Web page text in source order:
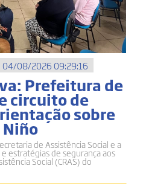
04/08/2026 09:29:16
Prefeitura de
circuito de
sobre
Niño
de Assistência Social e a
estratégias de segurança aos
Social (CRAS) do